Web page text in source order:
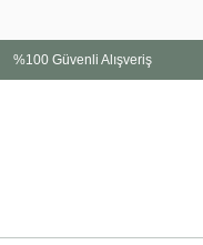
%100 Güvenli Alışveriş